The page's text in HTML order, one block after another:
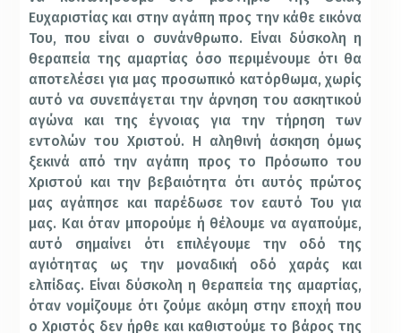
Ευχαριστίας και στην αγάπη προς την κάθε εικόνα
Του, που είναι ο συνάνθρωπο. Είναι δύσκολη η
θεραπεία της αμαρτίας όσο περιμένουμε ότι θα
αποτελέσει για μας προσωπικό κατόρθωμα, χωρίς
αυτό να συνεπάγεται την άρνηση του ασκητικού
αγώνα και της έγνοιας για την τήρηση των
εντολών του Χριστού. Η αληθινή άσκηση όμως
ξεκινά από την αγάπη προς το Πρόσωπο του
Χριστού και την βεβαιότητα ότι αυτός πρώτος
μας αγάπησε και παρέδωσε τον εαυτό Του για
μας. Και όταν μπορούμε ή θέλουμε να αγαπούμε,
αυτό σημαίνει ότι επιλέγουμε την οδό της
αγιότητας ως την μοναδική οδό χαράς και
ελπίδας. Είναι δύσκολη η θεραπεία της αμαρτίας,
όταν νομίζουμε ότι ζούμε ακόμη στην εποχή που
ο Χριστός δεν ήρθε και καθιστούμε το βάρος της